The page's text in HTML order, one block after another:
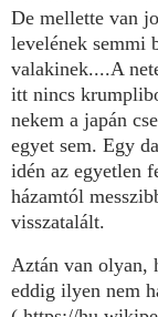
De mellette van
levelének semmi
valakinek....A
itt nincs
nekem a japán
egyet sem. Egy
idén az egyetlen
házamtól
visszatalált.
Aztán van olyan,
eddig ilyen nem